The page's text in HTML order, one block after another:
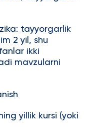
tayyorgarlik
2 yil, shu
ikki
mavzularni
yillik kursi (yoki